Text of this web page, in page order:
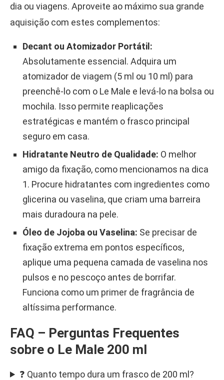
dia ou viagens. Aproveite ao máximo sua grande
aquisição com estes complementos:
Decant ou Atomizador Portátil:
Absolutamente essencial. Adquira um
atomizador de viagem (5 ml ou 10 ml) para
preenchê-lo com o Le Male e levá-lo na bolsa ou
mochila. Isso permite reaplicações
estratégicas e mantém o frasco principal
seguro em casa.
Hidratante Neutro de Qualidade: O melhor
amigo da fixação, como mencionamos na dica
1. Procure hidratantes com ingredientes como
glicerina ou vaselina, que criam uma barreira
mais duradoura na pele.
Óleo de Jojoba ou Vaselina: Se precisar de
fixação extrema em pontos específicos,
aplique uma pequena camada de vaselina nos
pulsos e no pescoço antes de borrifar.
Funciona como um primer de fragrância de
altíssima performance.
FAQ – Perguntas Frequentes
sobre o Le Male 200 ml
❓ Quanto tempo dura um frasco de 200 ml?